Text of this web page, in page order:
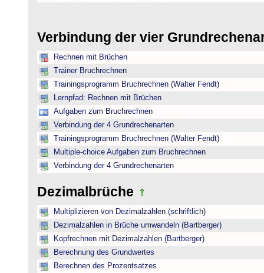
Verbindung der vier
Rechnen mit Brüchen
Trainer Bruchrechnen
Trainingsprogramm Bruchrechnen (Walter Fendt)
Lernpfad: Rechnen mit Brüchen
Aufgaben zum Bruchrechnen
Verbindung der 4 Grundrechenarten
Trainingsprogramm Bruchrechnen (Walter Fendt)
Multiple-choice Aufgaben zum Bruchrechnen
Verbindung der 4 Grundrechenarten
Dezimalbrüche
Multiplizieren von Dezimalzahlen (schriftlich)
Dezimalzahlen in Brüche umwandeln (Bartberger)
Kopfrechnen mit Dezimalzahlen (Bartberger)
Berechnung des Grundwertes
Berechnen des Prozentsatzes